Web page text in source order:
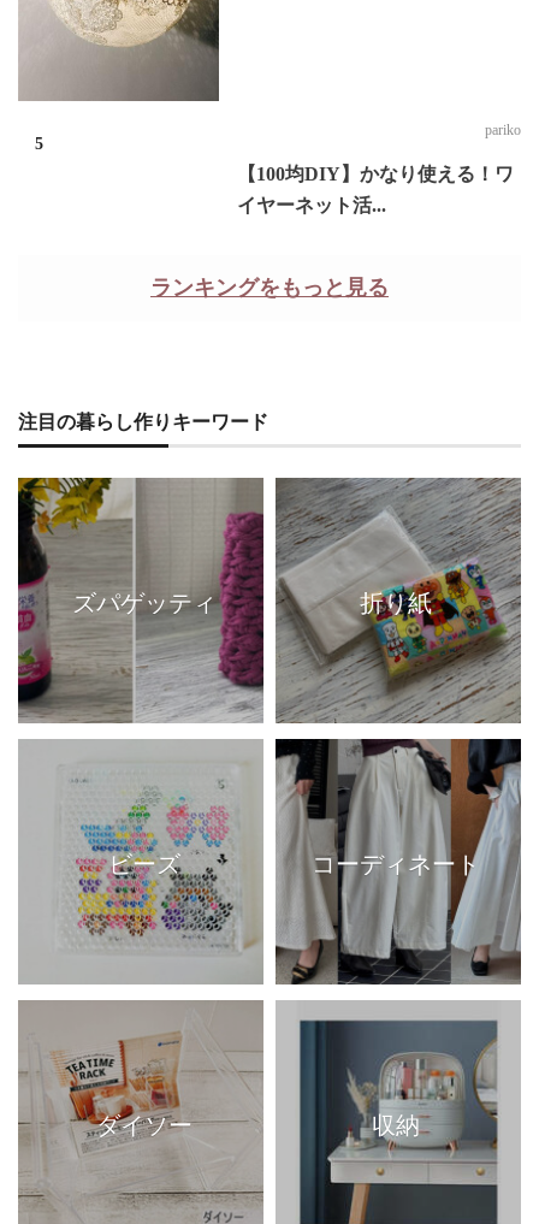
【100均DIY】かなり使える！ワ
イヤーネット活...
pariko
ランキングをもっと見る
注目の暮らし作りキーワード
ズパゲッティ 折り紙
ビーズ コーディネート
ダイソー 収納